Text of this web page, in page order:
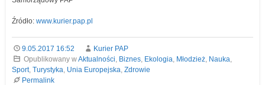
Źródło: www.kurier.pap.pl
9.05.2017 16:52
Kurier PAP
Opublikowany wAktualności, Biznes, Ekologia, Młodzież, Nauka,
Sport, Turystyka, Unia Europejska, Zdrowie
Permalink